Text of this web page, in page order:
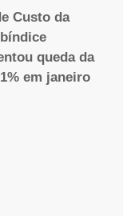
Custo da
queda da
em janeiro